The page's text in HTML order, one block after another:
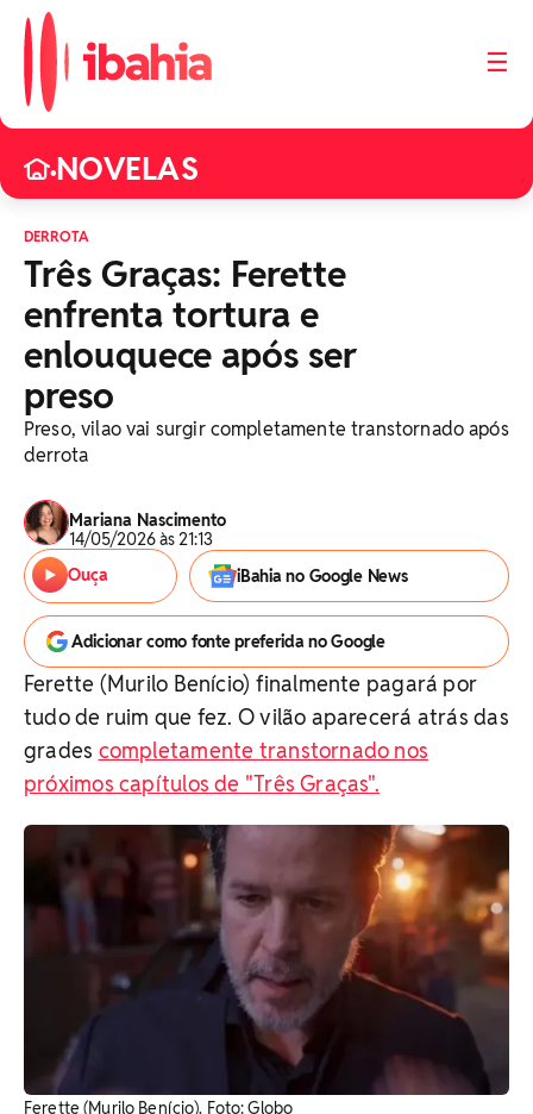
☰
•NOVELAS
DERROTA
Três Graças: Ferette
enfrenta tortura e
enlouquece após ser
preso
Preso, vilao vai surgir completamente transtornado após
derrota
Mariana Nascimento
14/05/2026 às 21:13
Ouça
iBahia no Google News
Adicionar como fonte preferida no Google
Ferette (Murilo Benício) finalmente pagará por
tudo de ruim que fez. O vilão aparecerá atrás das
grades completamente transtornado nos
próximos capítulos de "Três Graças".
Ferette (Murilo Benício). Foto: Globo